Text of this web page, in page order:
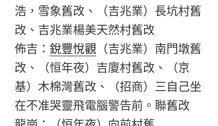
浩，雪象舊改、（吉兆業）長坑村舊
改、吉兆業楊美天然村舊改
佈吉： 銳豐悅觀 （吉兆業）南門墩舊
改、（恒年夜）吉廈村舊改、（京
基）木棉灣舊改、（招商）三自己坐
在不准哭靈飛電腦警告前。聯舊改